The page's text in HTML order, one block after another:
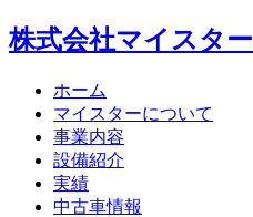
株式会社マイスター
ホーム
マイスターについて
事業内容
設備紹介
実績
中古車情報